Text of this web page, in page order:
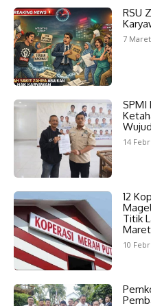
RSU
7
SPMI
14
12
Titik
Maret
10